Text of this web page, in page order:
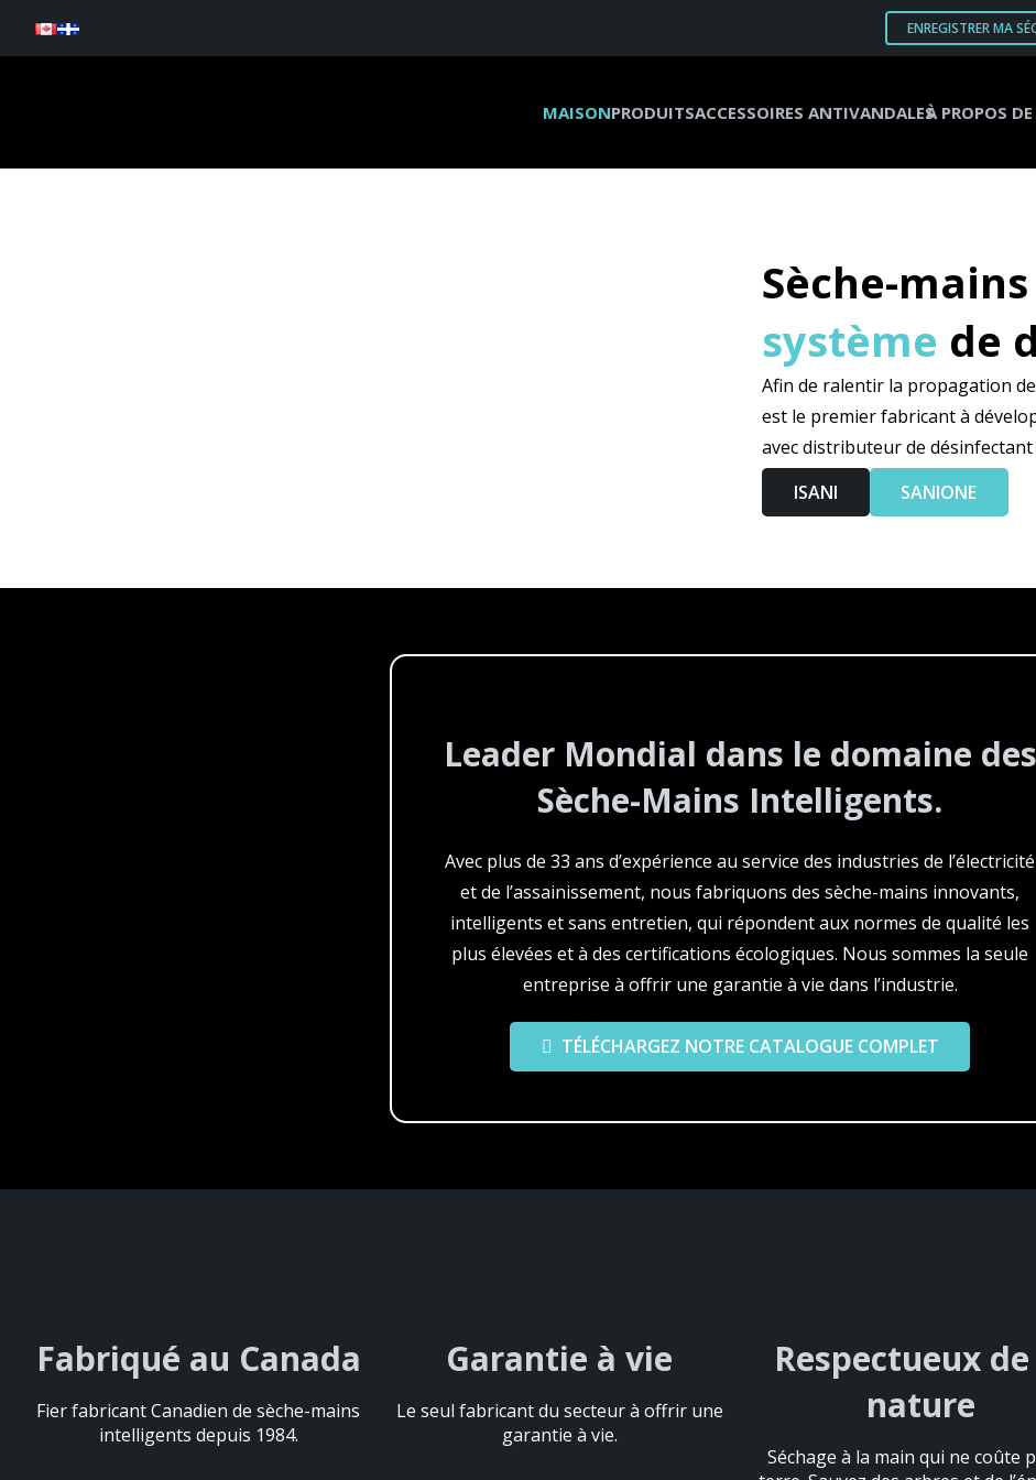
ENREGISTRER MA
MAISONPRODUITSACCESSOIRES ANTIVANDALESÀ PROPOS
Sèche-
système de
Afin de ralentir la propagation
est le premier fabricant à
avec distributeur de
ISANI
SANIONE
Leader Mondial dans le domaine des
Sèche-Mains Intelligents.
Avec plus de 33 ans d’expérience au service des industries de l’électricité
et de l’assainissement, nous fabriquons des sèche-mains innovants,
intelligents et sans entretien, qui répondent aux normes de qualité les
plus élevées et à des certifications écologiques. Nous sommes la seule
entreprise à offrir une garantie à vie dans l’industrie.
TÉLÉCHARGEZ NOTRE CATALOGUE COMPLET
Fabriqué au Canada
Fier fabricant Canadien de sèche-mains
intelligents depuis 1984.
Fabriqué au Canada
Fier fabricant Canadien de sèche-mains
intelligents depuis 1984.
Garantie à vie
Le seul fabricant du secteur à offrir une
garantie à vie.
Garantie à vie
Le seul fabricant du secteur à offrir une
garantie à vie.
Respectueux
nature
Séchage à la main qui ne coûte
Respectueux
nature
Séchage à la main qui ne coûte